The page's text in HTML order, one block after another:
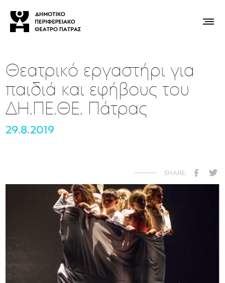
Θεατρικό εργαστήρι για
παιδιά και εφήβους του
ΔΗ.ΠΕ.ΘΕ. Πάτρας
29.8.2019